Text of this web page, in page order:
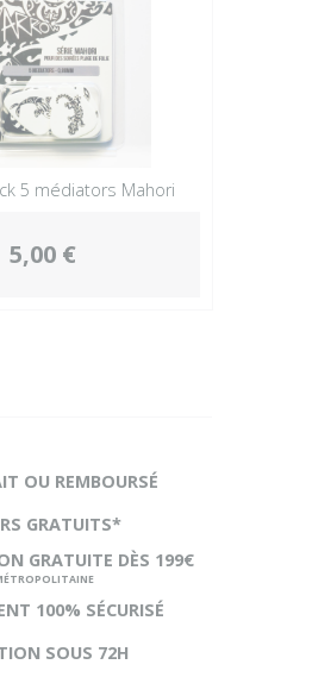
5 médiators Mahori
5,00 €
OU REMBOURSÉ
GRATUITS*
GRATUITE DÈS 199€
100% SÉCURISÉ
SOUS 72H